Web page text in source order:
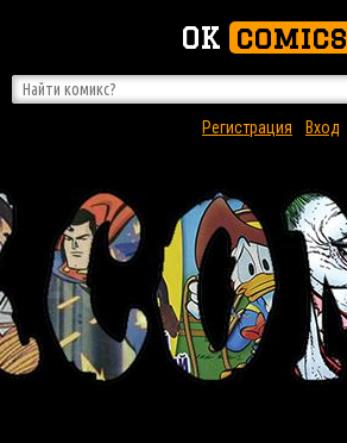
OK comics
Регистрация
Вход